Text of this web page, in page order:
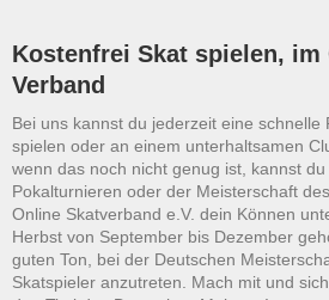
Kostenfrei Skat spielen, im
Verband
Bei uns kannst du jederzeit eine schnelle
spielen oder an einem unterhaltsamen
wenn das noch nicht genug ist, kannst
Pokalturnieren oder der Meisterschaft
Online Skatverband e.V. dein Können
Herbst von September bis Dezember
guten Ton, bei der Deutschen
Skatspieler anzutreten. Mach mit und